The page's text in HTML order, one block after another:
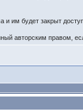
и им будет закрыт
авторским правом,